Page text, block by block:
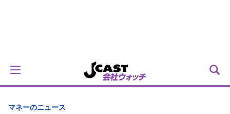
マネーのニュース